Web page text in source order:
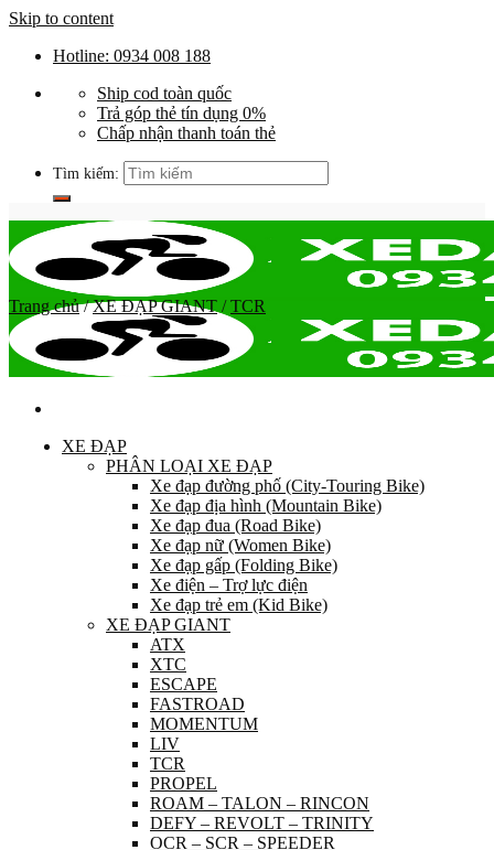
Skip to content
Hotline: 0934 008 188
Ship cod toàn quốc
Trả góp thẻ tín dụng 0%
Chấp nhận thanh toán thẻ
Tìm kiếm:
XE ĐẠP
PHÂN LOẠI XE ĐẠP
Xe đạp đường phố (City-Touring Bike)
Xe đạp địa hình (Mountain Bike)
Xe đạp đua (Road Bike)
Xe đạp nữ (Women Bike)
Xe đạp gấp (Folding Bike)
Xe điện – Trợ lực điện
Xe đạp trẻ em (Kid Bike)
XE ĐẠP GIANT
ATX
XTC
ESCAPE
FASTROAD
MOMENTUM
LIV
TCR
PROPEL
ROAM – TALON – RINCON
DEFY – REVOLT – TRINITY
OCR – SCR – SPEEDER
Trang chủ / XE ĐẠP GIANT / TCR